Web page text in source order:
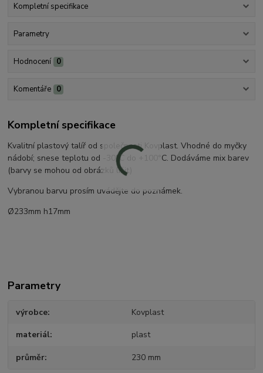
Kompletní specifikace
Parametry
Hodnocení 0
Komentáře 0
Kompletní specifikace
Kvalitní plastový talíř od společnosti Kovplast. Vhodné do myčky
nádobí; snese teplotu od -30°C do +100°C. Dodáváme mix barev
(barvy se mohou od obrázků lišit)
Vybranou barvu prosím uvádějte do poznámek.
Ø233mm h17mm
Parametry
výrobce Kovplast
materiál plast
průměr 230 mm